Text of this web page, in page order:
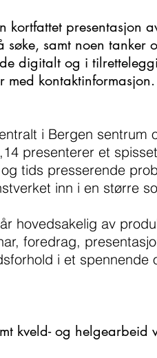
kortfattet presentasjon
søke, samt noen
digitalt og i
med kontaktinformasjon.
i Bergen
presenterer et
tids presserende
inn i en større
hovedsakelig av
foredrag,
i et spennende
kveld- og helgearbeid